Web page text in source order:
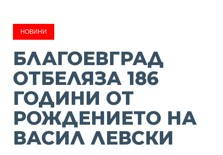
НОВИНИ
БЛАГОЕВГРАД
ОТБЕЛЯЗА 186
ГОДИНИ ОТ
РОЖДЕНИЕТО НА
ВАСИЛ ЛЕВСКИ